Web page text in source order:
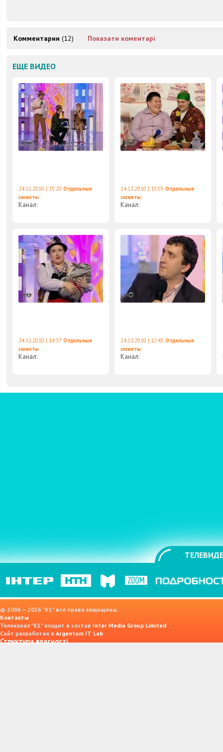
Комментарии (12) Показати коментарі
ЕЩЕ ВИДЕО
24.11.2010 | 15:20 Отдельные
сюжеты
Канал:
24.11.2010 | 15:05 Отдельные
сюжеты
Канал:
24.11.2010 | 14:37 Отдельные
сюжеты
Канал:
24.11.2010 | 12:45 Отдельные
сюжеты
Канал:
© 2006 — 2026 "K1" все права защищены.
Контакты
Телеканал "К1" входит в состав Inter Media Group Limited
Сайт разработан в Argentum IT Lab
Структура власності